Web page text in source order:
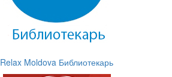
Relax Moldova Библиотекарь